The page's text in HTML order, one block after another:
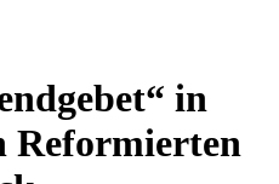
in
Reformierten